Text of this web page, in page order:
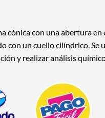
cónica con una abertura en
con un cuello cilíndrico. Se
y realizar análisis